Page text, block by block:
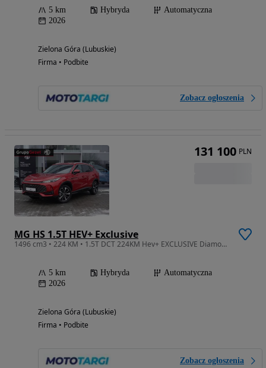
5 km Hybryda
Automatyczna
2026
Zielona Góra (Lubuskie)
Firma • Podbite
Zobacz ogłoszenia
MG HS 1.5T HEV+ Exclusive
1496 cm3 • 224 KM • 1.5T DCT 224KM Hev+ EXCLUSIVE Diamond Red
5 km Hybryda
Automatyczna
2026
Zielona Góra (Lubuskie)
Firma • Podbite
Zobacz ogłoszenia
131 100 PLN